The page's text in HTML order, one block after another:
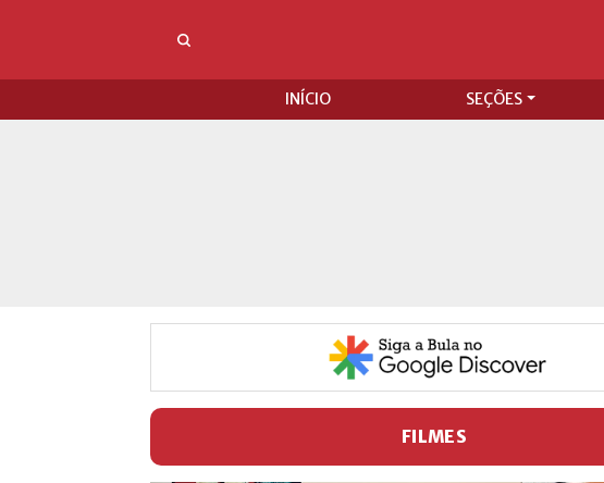
INÍCIO SEÇÕES
FILMES